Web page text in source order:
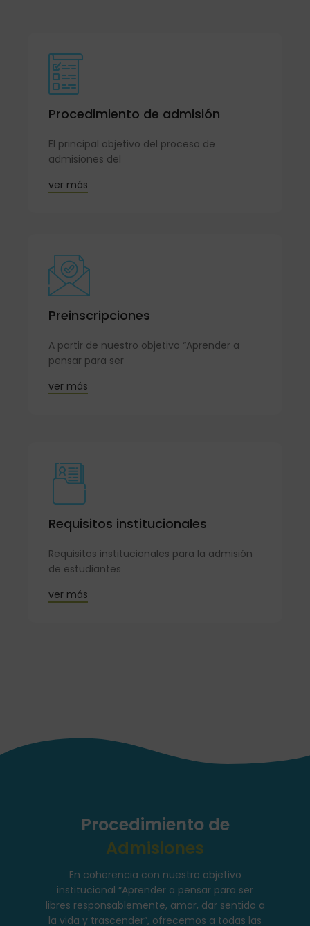
Procedimiento de admisión
El principal objetivo del proceso de
admisiones del
ver más
Preinscripciones
A partir de nuestro objetivo “Aprender a
pensar para ser
ver más
Requisitos institucionales
Requisitos institucionales para la admisión
de estudiantes
ver más
Procedimiento de
Admisiones
En coherencia con nuestro objetivo
institucional “Aprender a pensar para ser
libres responsablemente, amar, dar sentido a
la vida y trascender”, ofrecemos a todas las